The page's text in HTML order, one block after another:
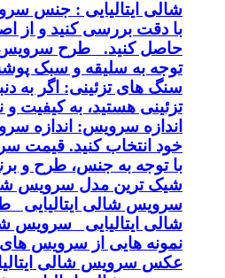
شالی ایتالیایی : جنس
با دقت بررسی کنید و از
حاصل کنید. طرح
توجه به سلیقه و سبک
سنگ های تزئینی: اگر به
تزئینی هستید، به کیفیت
اندازه سرویس: اندازه
خود انتخاب کنید. قیمت
با توجه به جنس، طرح و
شیک ترین مدل سرویس
سرویس شالی
شالی ایتالیایی سرویس
نمونه هایی از سرویس
عکس سرویس شالی